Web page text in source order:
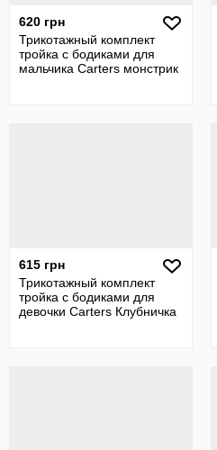
620 грн
Трикотажный комплект
тройка с бодиками для
мальчика Carters монстрик
615 грн
Трикотажный комплект
тройка с бодиками для
девочки Carters Клубничка